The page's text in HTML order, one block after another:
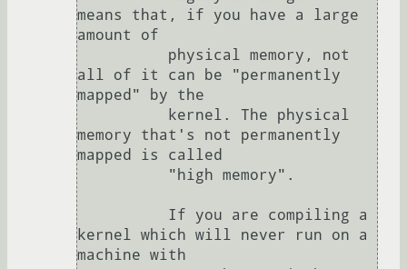
means that, if you have a large
amount of
all of it can be "permanently
mapped" by the
memory that's not permanently
mapped is called
kernel which will never run on a
machine with